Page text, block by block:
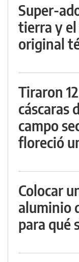
Super-
tierra y el
original
Tiraron
cáscaras
campo
floreció
Colocar
aluminio
para qué